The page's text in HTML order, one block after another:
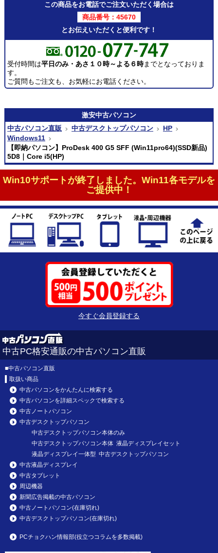
この商品をお電話でご注文いただく場合は
商品番号：45670
とお伝えいただくと便利です！
受付時間は平日のみ・あさ１０時～よる６時までとなっておりま
す。
ご質問もご注文も、お気軽にお電話ください。
激安中古パソコン
中古パソコン直販
中古デスクトップパソコン
HP
Windows11
【即納パソコン】ProDesk 400 G5 SFF (Win11pro64)(SSD新品)
5D8｜Core i5(HP)
Win10サポートが終了しました。Win11各モデルを
ご提供中！
今すぐ会員登録する
中古PC格安通販の中古パソコン直販
■中古パソコン直販
取扱い商品
中古パソコンをかんたんに検索する
中古パソコンを詳細スペックで検索する
中古ノートパソコン
中古デスクトップパソコン
中古デスクトップパソコン本体のみ
中古デスクトップパソコン本体 液晶ディスプレイセット
液晶ディスプレイ一体型 中古デスクトップパソコン
中古液晶ディスプレイ
中古タブレット
周辺機器
新聞広告掲載の中古パソコン
中古ノートパソコン(在庫切れ)
中古デスクトップパソコン(在庫切れ)
PCチョクハン情報部(役立つコラムを多数掲載)